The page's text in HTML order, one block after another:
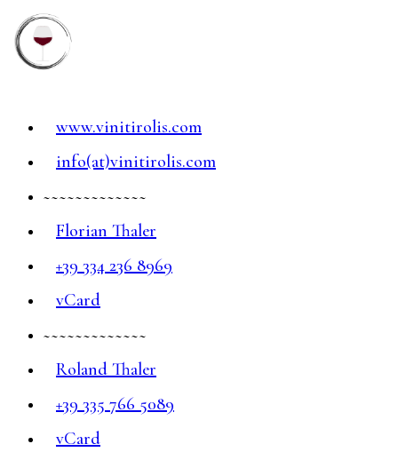
www.vinitirolis.com
info(at)vinitirolis.com
~~~~~~~~~~~~~
Florian Thaler
+39 334 236 8969
vCard
~~~~~~~~~~~~~
Roland Thaler
+39 335 766 5089
vCard